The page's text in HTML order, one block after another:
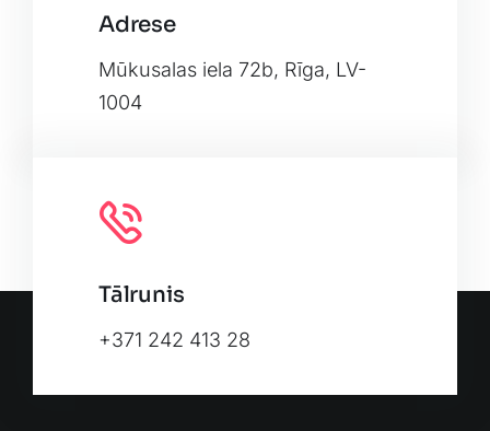
OpenStreetMap, under ODbL.
Adrese
Mūkusalas iela 72b, Rīga, LV-
1004
Tālrunis
+371 242 413 28